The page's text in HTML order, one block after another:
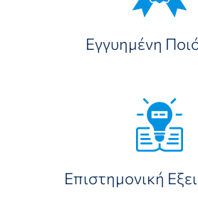
Εγγυημένη
Επιστημονική